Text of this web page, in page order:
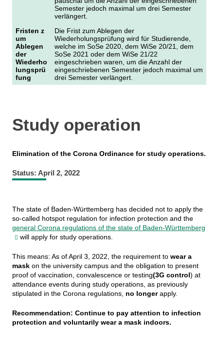
Semester jedoch maximal um drei Semester
verlängert.
Fristen z
um
Ablegen
der
Wiederho
lungsprü
fung
Die Frist zum Ablegen der
Wiederholungsprüfung wird für Studierende,
welche im SoSe 2020, dem WiSe 20/21, dem
SoSe 2021 oder dem WiSe 21/22
eingeschrieben waren, um die Anzahl der
eingeschriebenen Semester jedoch maximal um
drei Semester verlängert.
Study operation
Elimination of the Corona Ordinance for study operations.
Status: April 2, 2022
The state of Baden-Württemberg has decided not to apply the
so-called hotspot regulation for infection protection and the
general Corona regulations of the state of Baden-Württemberg
will apply for study operations.
This means: As of April 3, 2022, the requirement to wear a
maskon the university campus and the obligation to present
proof of vaccination, convalescence or testing(3G control) at
attendance events during study operations, as previously
stipulated in the Corona regulations, no longerapply.
Recommendation: Continue to pay attention to infection
protection and voluntarily wear a mask indoors.